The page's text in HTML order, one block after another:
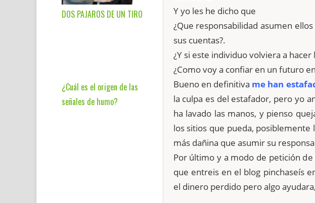
DOS PAJAROS DE UN TIRO
¿Cuál es el origen de las
señales de humo?
Y yo les he dicho que
¿Que responsabilidad asumen
sus cuentas?.
¿Y si este individuo volviera a
¿Como voy a confiar en un futuro
Bueno en definitiva me han
la culpa es del estafador, pero yo
ha lavado las manos, y pienso
los sitios que pueda, posiblemente
más dañina que asumir su
Por último y a modo de petición
que entreis en el blog pinchaseís
el dinero perdido pero algo